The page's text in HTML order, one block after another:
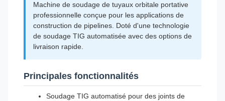
Machine de soudage de tuyaux orbitale portative
professionnelle conçue pour les applications de
construction de pipelines. Doté d'une technologie
de soudage TIG automatisée avec des options de
livraison rapide.
Principales fonctionnalités
Soudage TIG automatisé pour des joints de